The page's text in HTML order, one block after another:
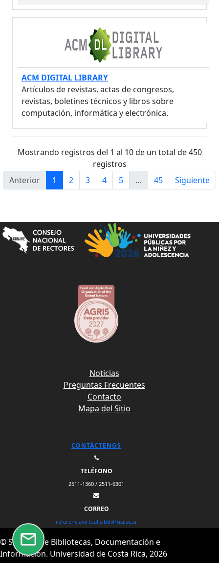
ACM DIGITAL LIBRARY
Artículos de revistas, actas de congresos,
revistas, boletines técnicos y libros sobre
computación, informática y electrónica.
Mostrando registros del 1 al 10 de un total de 450
registros
Anterior
1 2 3 4 5 … 45 Siguiente
Noticias
Preguntas Frecuentes
Contacto
Mapa del Sitio
CONTÁCTENOS
TELÉFONO
2511-1360 / 2511-6301
CORREO
referenciavirtual.sibdi@ucr.ac.cr
© Sistema de Bibliotecas, Documentación e
Información. Universidad de Costa Rica, 2026